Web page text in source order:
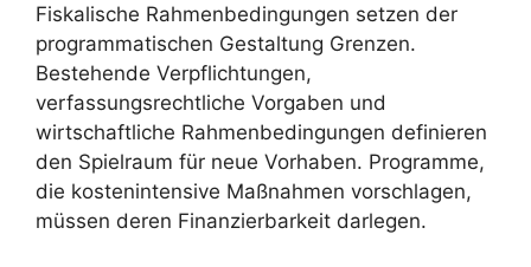
Fiskalische Rahmenbedingungen setzen der
programmatischen Gestaltung Grenzen.
Bestehende Verpflichtungen,
verfassungsrechtliche Vorgaben und
wirtschaftliche Rahmenbedingungen definieren
den Spielraum für neue Vorhaben. Programme,
die kostenintensive Maßnahmen vorschlagen,
müssen deren Finanzierbarkeit darlegen.